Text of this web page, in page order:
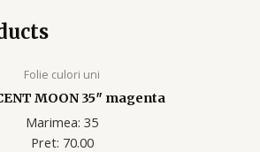
Folie culori uni
MOON 35″ magenta
Marimea: 35
Pret: 70.00